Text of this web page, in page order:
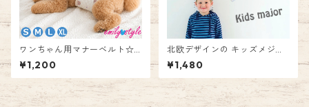
ワンちゃん用マナーベルト☆
マナーウェア 男の子 ストレッ
チ マナーパッド マナーバンド
マーキング防止対策 しつけ ト
イレ失敗 介護用 ペット emily
style
¥1,200
北欧デザインの キッズメジャ
ー 身長計 モノトーン ウッド
バースデーフォト 雑貨 子供 ベ
ビー 撮影小物 出産祝い ギフト
メジャー プレゼント エミリー
スタイル emilystyle
¥1,480